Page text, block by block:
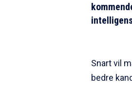
Snart vil
bedre